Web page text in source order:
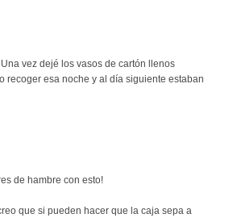
vez dejé los vasos de cartón llenos
recoger esa noche y al día siguiente estaban
de hambre con esto!
que si pueden hacer que la caja sepa a